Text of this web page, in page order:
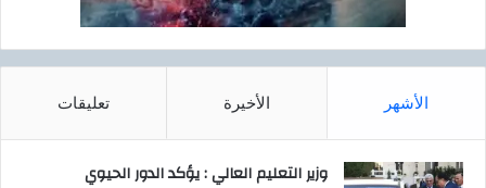
الأشهر الأخيرة تعليقات
وزير التعليم العالي : يؤكد الدور الحيوي